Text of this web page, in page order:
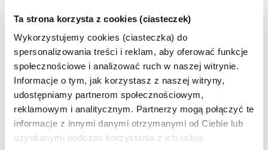
Ta strona korzysta z cookies (ciasteczek)
Wykorzystujemy cookies (ciasteczka) do
spersonalizowania treści i reklam, aby oferować funkcje
społecznościowe i analizować ruch w naszej witrynie.
Informacje o tym, jak korzystasz z naszej witryny,
udostępniamy partnerom społecznościowym,
reklamowym i analitycznym. Partnerzy mogą połączyć te
informacje z innymi danymi otrzymanymi od Ciebie lub
uzyskanymi podczas korzystania z ich usług.
jedynie na co należy zwrócić uwagę, aby
działania były nie tylko skuteczne, ale też
zgodne z prawem i regulaminami wybranych
kanałów.
Publikację „CSR w social media”
przygotowali przedstawiciele firm i agencji:
Solski Communication, Whites, Bluerank,